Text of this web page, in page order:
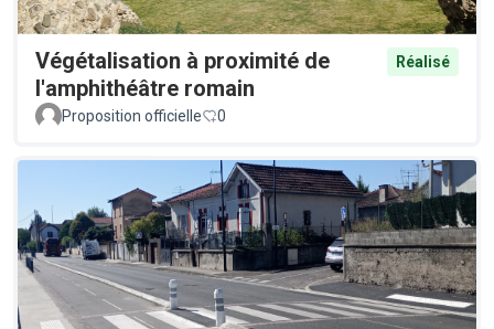
Végétalisation à proximité de
l'amphithéâtre romain
Réalisé
Proposition officielle 0